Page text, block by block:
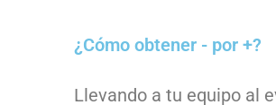
¿Cómo obtener - por +?
Llevando a tu equipo al